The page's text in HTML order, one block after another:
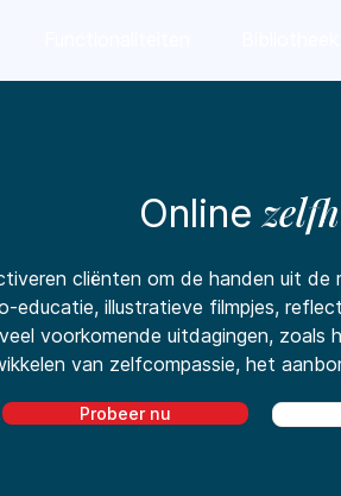
Online
cliënten om de handen uit
educatie, illustratieve filmpjes,
voorkomende uitdagingen,
van zelfcompassie, het
Probeer nu